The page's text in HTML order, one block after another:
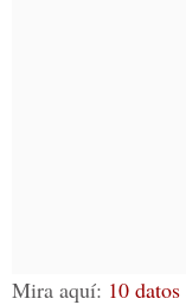
Mira aquí: 10